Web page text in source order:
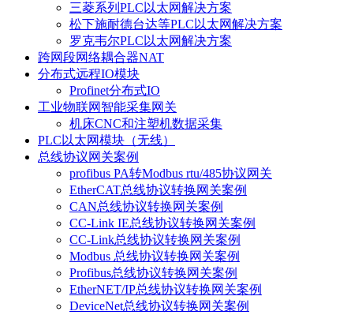
三菱系列PLC以太网解决方案
松下施耐德台达等PLC以太网解决方案
罗克韦尔PLC以太网解决方案
跨网段网络耦合器NAT
分布式远程IO模块
Profinet分布式IO
工业物联网智能采集网关
机床CNC和注塑机数据采集
PLC以太网模块（无线）
总线协议网关案例
profibus PA转Modbus rtu/485协议网关
EtherCAT总线协议转换网关案例
CAN总线协议转换网关案例
CC-Link IE总线协议转换网关案例
CC-Link总线协议转换网关案例
Modbus 总线协议转换网关案例
Profibus总线协议转换网关案例
EtherNET/IP总线协议转换网关案例
DeviceNet总线协议转换网关案例